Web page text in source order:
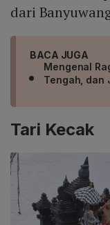
dari
BACA JUGA
Mengenal
Tengah, dan
Tari Kecak